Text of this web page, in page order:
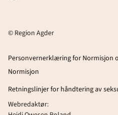
© Region Agder
Personvernerklæring for Normisjon
Normisjon
Retningslinjer for håndtering av
Webredaktør: